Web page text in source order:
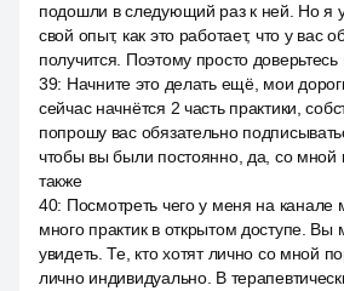
подошли в следующий раз к ней. Но я
свой опыт, как это работает, что у вас
получится. Поэтому просто доверьтесь
39: Начните это делать ещё, мои
сейчас начнётся 2 часть практики,
попрошу вас обязательно
чтобы вы были постоянно, да, со мной
также
40: Посмотреть чего у меня на канале
много практик в открытом доступе. Вы
увидеть. Те, кто хотят лично со мной
лично индивидуально. В